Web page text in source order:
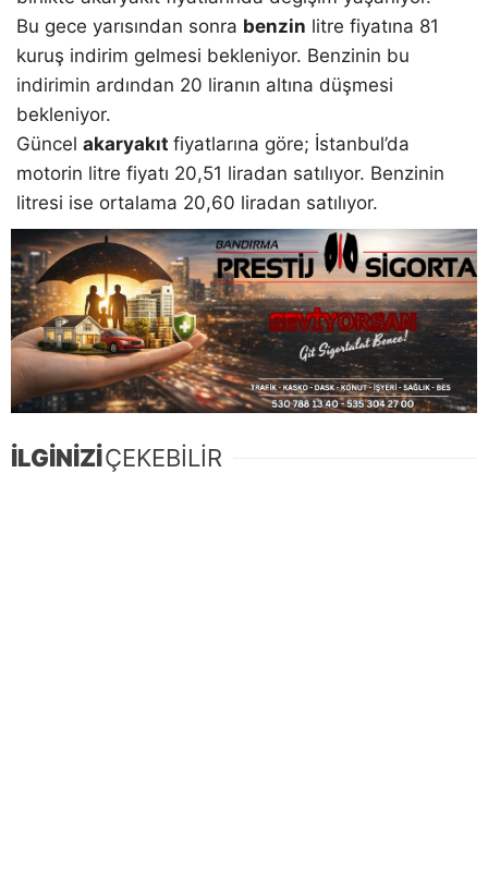
Bu gece yarısından sonra benzin litre fiyatına 81
kuruş indirim gelmesi bekleniyor. Benzinin bu
indirimin ardından 20 liranın altına düşmesi
bekleniyor.
Güncel akaryakıt fiyatlarına göre; İstanbul’da
motorin litre fiyatı 20,51 liradan satılıyor. Benzinin
litresi ise ortalama 20,60 liradan satılıyor.
İLGİNİZİÇEKEBİLİR